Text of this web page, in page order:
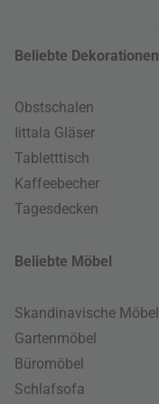
Beliebte Dekorationen
Obstschalen
Iittala Gläser
Tabletttisch
Kaffeebecher
Tagesdecken
Beliebte Möbel
Skandinavische Möbel
Gartenmöbel
Büromöbel
Schlafsofa